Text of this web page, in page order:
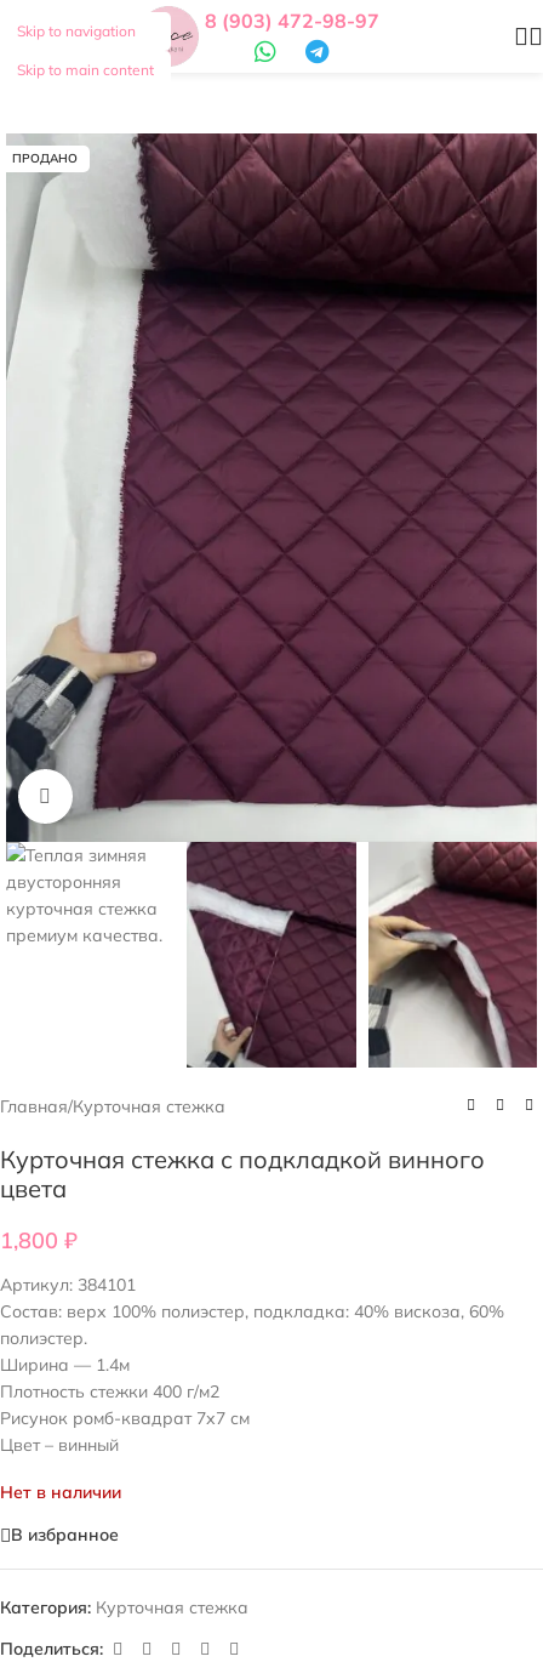
Skip to navigation
Skip to main content
8 (903) 472-98-97
ПРОДАНО
Нажмите, чтобы увеличить
Главная/Курточная стежка
Курточная стежка с подкладкой винного
цвета
1,800 ₽
Артикул: 384101
Состав: верх 100% полиэстер, подкладка: 40% вискоза, 60%
полиэстер.
Ширина — 1.4м
Плотность стежки 400 г/м2
Рисунок ромб-квадрат 7х7 см
Цвет – винный
Нет в наличии
В избранное
Категория: Курточная стежка
Поделиться: